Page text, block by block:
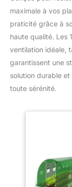
maximale à vos
praticité grâce à
haute qualité. Les
ventilation idéale,
garantissent une
solution durable
toute sérénité.